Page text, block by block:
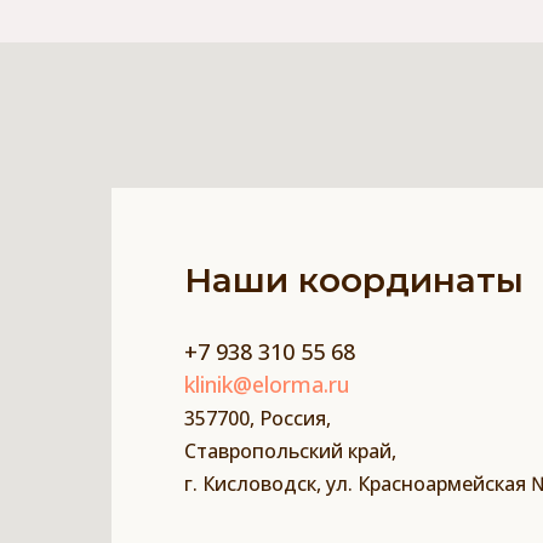
Наши координаты
+7 938 310 55 68
klinik@elorma.ru
357700, Россия,
Ставропольский край,
г. Кисловодск, ул. Красноармейская